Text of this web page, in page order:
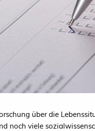
über die
noch viele